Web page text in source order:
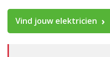
Vind jouw elektricien